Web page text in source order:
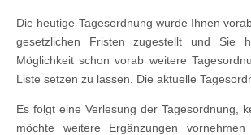
Die heutige Tagesordnung wurde Ihnen
gesetzlichen Fristen zugestellt und Sie
Möglichkeit schon vorab weitere
Liste setzen zu lassen. Die aktuelle
Es folgt eine Verlesung der Tagesordnung,
möchte weitere Ergänzungen